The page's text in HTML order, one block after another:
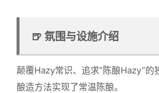
🍺 氛围与设施介绍
颠覆Hazy常识、追求”陈酿Hazy”的
酿造方法实现了常温陈酿。